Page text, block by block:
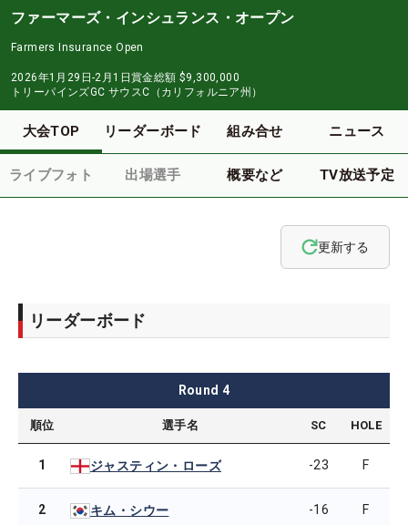
ファーマーズ・インシュランス・オープン
Farmers Insurance Open
2026年1月29日-2月1日賞金総額 $9,300,000
トリーパインズGC サウスC（カリフォルニア州）
大会TOP リーダーボード 組み合せ ニュース
ライブフォト 出場選手 概要など TV放送予定
更新する
リーダーボード
Round 4
順位 選手名 SC HOLE
1 ジャスティン・ローズ -23 F
2 キム・シウー -16 F